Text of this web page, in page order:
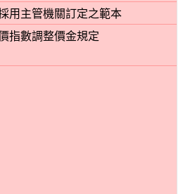
用主管機關訂定之範本
指數調整價金規定